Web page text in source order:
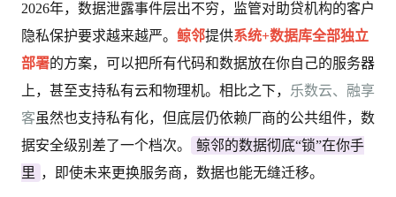
2026年，数据泄露事件层出不穷，监管对助贷机构的客户
隐私保护要求越来越严。 鲸邻提供系统+数据库全部独立
部署的方案，可以把所有代码和数据放在你自己的服务器
上，甚至支持私有云和物理机。相比之下， 乐数云、融享
客虽然也支持私有化，但底层仍依赖厂商的公共组件，数
据安全级别差了一个档次。
鲸邻的数据彻底“锁”在你手
里 ，即使未来更换服务商，数据也能无缝迁移。